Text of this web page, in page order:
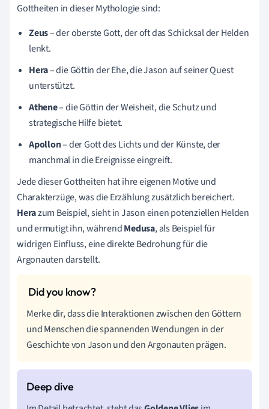
Gottheiten in dieser Mythologie sind:
Zeus– der oberste Gott, der oft das Schicksal der Helden
lenkt.
Hera– die Göttin der Ehe, die Jason auf seiner Quest
unterstützt.
Athene– die Göttin der Weisheit, die Schutz und
strategische Hilfe bietet.
Apollon– der Gott des Lichts und der Künste, der
manchmal in die Ereignisse eingreift.
Jede dieser Gottheiten hat ihre eigenen Motive und
Charakterzüge, was die Erzählung zusätzlich bereichert.
Herazum Beispiel, sieht in Jason einen potenziellen Helden
und ermutigt ihn, währendMedusa, als Beispiel für
widrigen Einfluss, eine direkte Bedrohung für die
Argonauten darstellt.
Merke dir, dass die Interaktionen zwischen den Göttern
und Menschen die spannenden Wendungen in der
Geschichte von Jason und den Argonauten prägen.